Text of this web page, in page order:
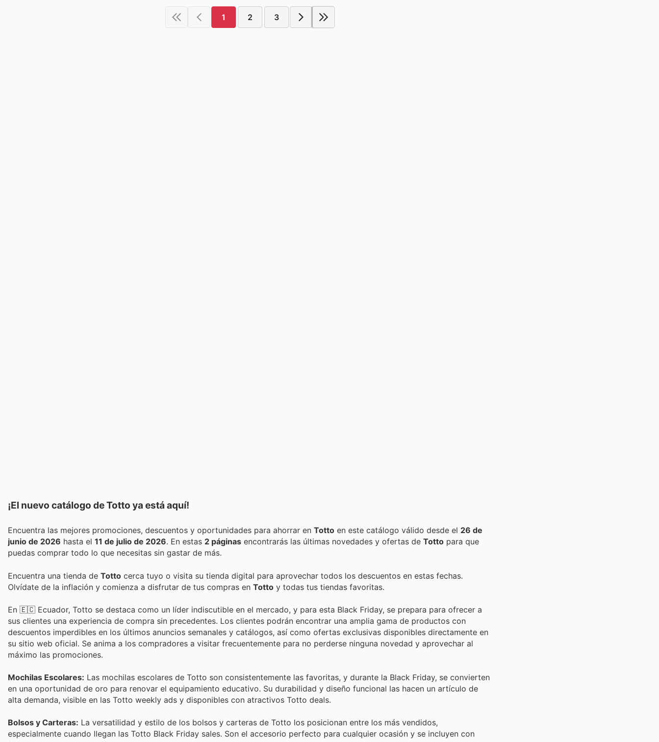
1 2 3
¡El nuevo catálogo deTotto ya está aquí!
Encuentra las mejores promociones, descuentos y oportunidades para ahorrar en Totto en este catálogo válido desde el 26 de
junio de 2026 hasta el 11 de julio de 2026 . En estas 2 páginas encontrarás las últimas novedades y ofertas de Totto para que
puedas comprar todo lo que necesitas sin gastar de más.
Encuentra una tienda de Totto cerca tuyo o visita su tienda digital para aprovechar todos los descuentos en estas fechas.
Olvídate de la inflación y comienza a disfrutar de tus compras en Totto y todas tus tiendas favoritas.
En 🇪🇨 Ecuador, Totto se destaca como un líder indiscutible en el mercado, y para esta Black Friday, se prepara para ofrecer a
sus clientes una experiencia de compra sin precedentes. Los clientes podrán encontrar una amplia gama de productos con
descuentos imperdibles en los últimos anuncios semanales y catálogos, así como ofertas exclusivas disponibles directamente en
su sitio web oficial. Se anima a los compradores a visitar frecuentemente para no perderse ninguna novedad y aprovechar al
máximo las promociones.
Mochilas Escolares: Las mochilas escolares de Totto son consistentemente las favoritas, y durante la Black Friday, se convierten
en una oportunidad de oro para renovar el equipamiento educativo. Su durabilidad y diseño funcional las hacen un artículo de
alta demanda, visible en las Totto weekly ads y disponibles con atractivos Totto deals.
Bolsos y Carteras: La versatilidad y estilo de los bolsos y carteras de Totto los posicionan entre los más vendidos,
especialmente cuando llegan las Totto Black Friday sales. Son el accesorio perfecto para cualquier ocasión y se incluyen con